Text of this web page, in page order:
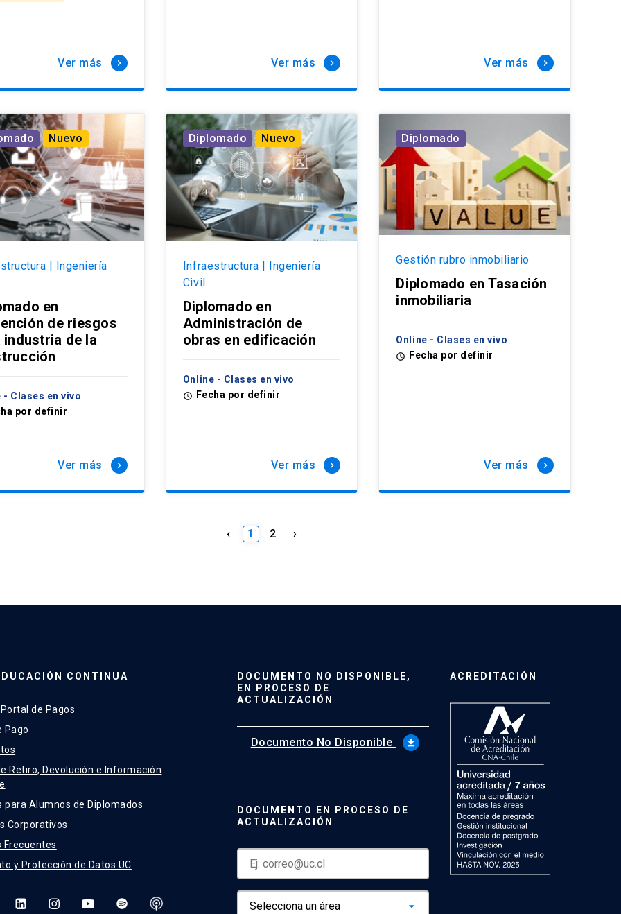
Ver más keyboard_arrow_right Ver más keyboard_arrow_right Ver más keyboard_arrow_right
Nuevo
| Ingeniería
en
de riesgos
industria de la
- Clases en vivo
por definir
Ver más keyboard_arrow_right
Diplomado Nuevo
Infraestructura | Ingeniería
Civil
Diplomado en
Administración de
obras en edificación
Online - Clases en vivo
access_time Fecha por definir
Ver más keyboard_arrow_right
Diplomado
Gestión rubro inmobiliario
Diplomado en Tasación
inmobiliaria
Online - Clases en vivo
access_time Fecha por definir
Ver más keyboard_arrow_right
‹ 1 2 ›
CONTINUA
de Pagos
Pago
Retiro, Devolución e Información
para Alumnos de Diplomados
Corporativos
Frecuentes
y Protección de Datos UC
DOCUMENTO NO DISPONIBLE,
EN PROCESO DE
ACTUALIZACIÓN
Documento No Disponible file_download
DOCUMENTO EN PROCESO DE
ACTUALIZACIÓN
ACREDITACIÓN